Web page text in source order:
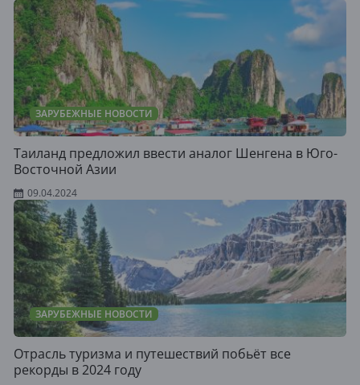
ЗАРУБЕЖНЫЕ НОВОСТИ
Таиланд предложил ввести аналог Шенгена в Юго-
Восточной Азии
09.04.2024
ЗАРУБЕЖНЫЕ НОВОСТИ
Отрасль туризма и путешествий побьёт все
рекорды в 2024 году